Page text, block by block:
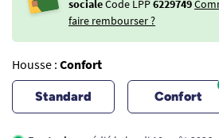
socialeCode LPP6229749
faire rembourser ?
Housse : Confort
Standard Confort